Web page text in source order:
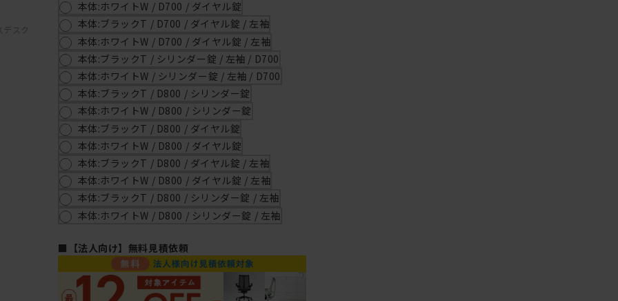
デスク
本体:ホワイトW / D700 / ダイヤル錠
本体:ブラックT / D700 / ダイヤル錠 / 左袖
本体:ホワイトW / D700 / ダイヤル錠 / 左袖
本体:ブラックT / シリンダー錠 / 左袖 / D700
本体:ホワイトW / シリンダー錠 / 左袖 / D700
本体:ブラックT / D800 / シリンダー錠
本体:ホワイトW / D800 / シリンダー錠
本体:ブラックT / D800 / ダイヤル錠
本体:ホワイトW / D800 / ダイヤル錠
本体:ブラックT / D800 / ダイヤル錠 / 左袖
本体:ホワイトW / D800 / ダイヤル錠 / 左袖
本体:ブラックT / D800 / シリンダー錠 / 左袖
本体:ホワイトW / D800 / シリンダー錠 / 左袖
■【法人向け】無料見積依頼